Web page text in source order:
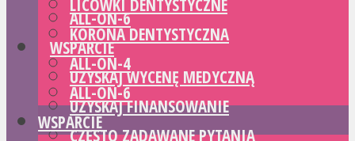
ALL-ON-6
WSPARCIE
UZYSKAJ WYCENĘ MEDYCZNĄ
UZYSKAJ FINANSOWANIE
CZĘSTO ZADAWANE PYTANIA
LICÓWKI DENTYSTYCZNE
KORONA DENTYSTYCZNA
ALL-ON-4
ALL-ON-6
WSPARCIE